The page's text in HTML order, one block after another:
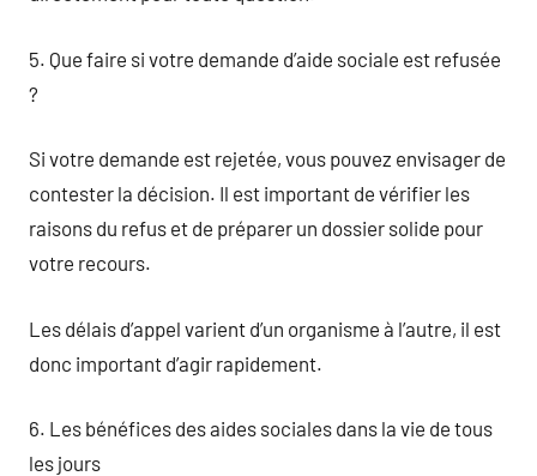
5. Que faire si votre demande d’aide sociale est refusée
?
Si votre demande est rejetée, vous pouvez envisager de
contester la décision. Il est important de vérifier les
raisons du refus et de préparer un dossier solide pour
votre recours.
Les délais d’appel varient d’un organisme à l’autre, il est
donc important d’agir rapidement.
6. Les bénéfices des aides sociales dans la vie de tous
les jours